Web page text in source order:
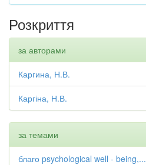
Розкриття
за авторами
Каргина, Н.В.
Каргіна, Н.В.
за темами
благо psychological well - being,...